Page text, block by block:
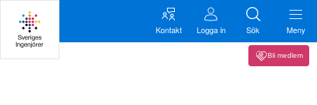
Kontakt Logga in Sök Meny
Bli medlem